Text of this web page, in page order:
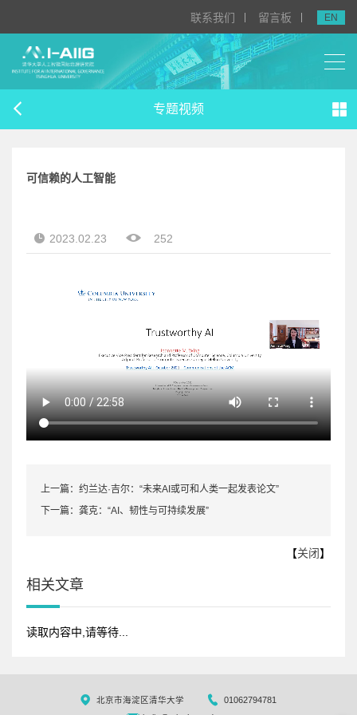
联系我们 留言板 EN
专题视频
可信赖的人工智能
2023.02.23 252
上一篇： 约兰达·吉尔：“未来AI或可和人类一起发表论文”
下一篇： 龚克：“AI、韧性与可持续发展”
【关闭】
相关文章
读取内容中,请等待...
北京市海淀区清华大学
01062794781